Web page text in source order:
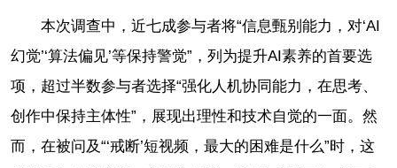
本次调查中，近七成参与者将“信息甄别能力，对‘AI
幻觉’‘算法偏见’等保持警觉”，列为提升AI素养的首要选
项，超过半数参与者选择“强化人机协同能力，在思考、
创作中保持主体性”，展现出理性和技术自觉的一面。然
而，在被问及“‘戒断’短视频，最大的困难是什么”时，这